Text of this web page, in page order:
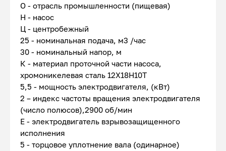
О - отрасль промышленности (пищевая)
Н - насос
Ц - центробежный
25 - номинальная подача, м3 /час
30 - номинальный напор, м
К - материал проточной части насоса,
хромоникелевая сталь 12Х18Н10Т
5,5 - мощность электродвигателя, (кВт)
2 – индекс частоты вращения электродвигателя
(число полюсов),2900 об/мин
Е - электродвигатель взрывозащищенного
исполнения
5 - торцовое уплотнение вала (одинарное)